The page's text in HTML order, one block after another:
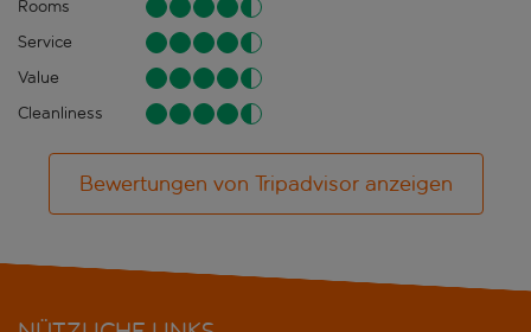
Rooms
Service
Value
Cleanliness
Bewertungen von Tripadvisor anzeigen